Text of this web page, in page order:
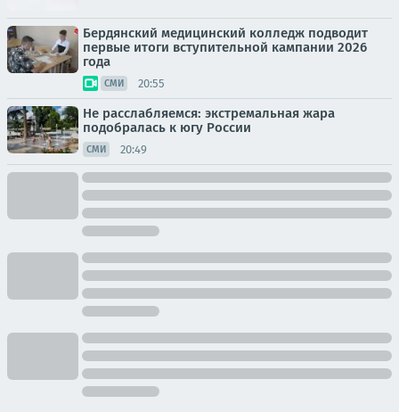
Бердянский медицинский колледж подводит
первые итоги вступительной кампании 2026
года
СМИ 20:55
Не расслабляемся: экстремальная жара
подобралась к югу России
СМИ 20:49